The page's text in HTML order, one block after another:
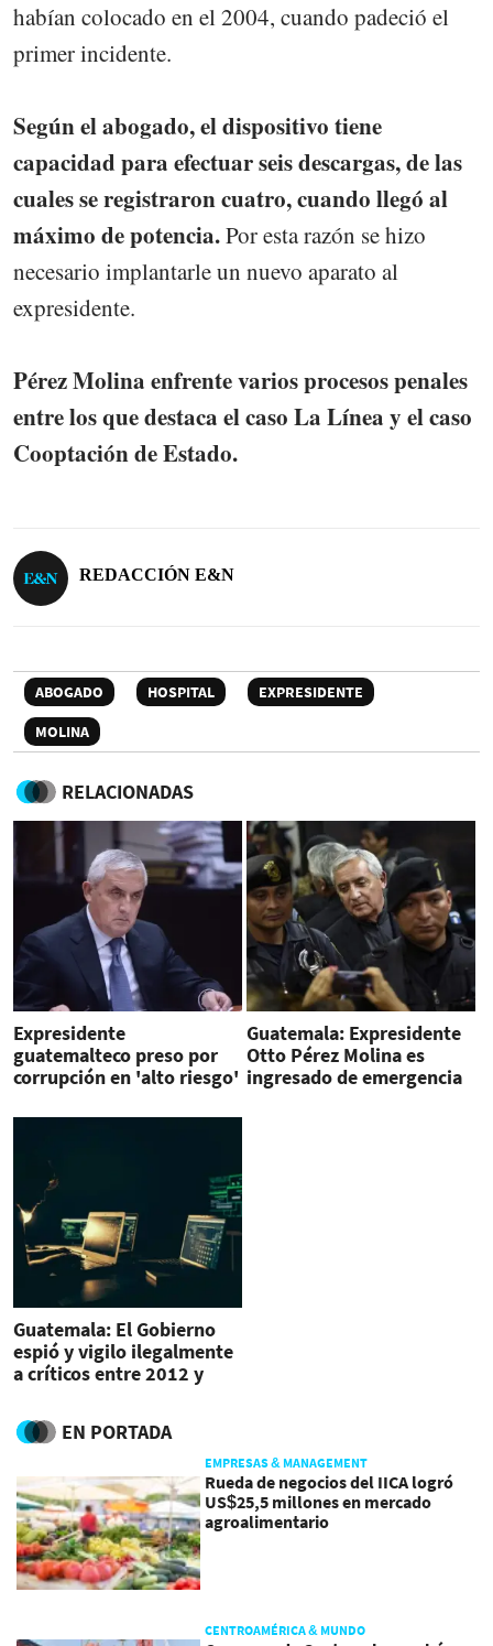
habían colocado en el 2004, cuando padeció el
primer incidente.
Según el abogado, el dispositivo tiene
capacidad para efectuar seis descargas, de las
cuales se registraron cuatro, cuando llegó al
máximo de potencia.Por esta razón se hizo
necesario implantarle un nuevo aparato al
expresidente.
Pérez Molina enfrente varios procesos penales
entre los que destaca el caso La Línea y el caso
Cooptación de Estado.
REDACCIÓN E&N
ABOGADO HOSPITAL
EXPRESIDENTE
MOLINA
RELACIONADAS
Expresidente
guatemalteco preso por
corrupción en 'alto riesgo'
Guatemala: Expresidente
Otto Pérez Molina es
ingresado de emergencia
Guatemala: El Gobierno
espió y vigilo ilegalmente
a críticos entre 2012 y
EN PORTADA
EMPRESAS & MANAGEMENT
Rueda de negocios del IICA logró
US$25,5 millones en mercado
agroalimentario
CENTROAMÉRICA & MUNDO